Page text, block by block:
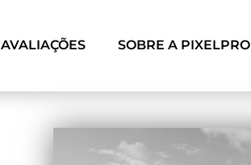
AVALIAÇÕES SOBRE A PIXELPRO